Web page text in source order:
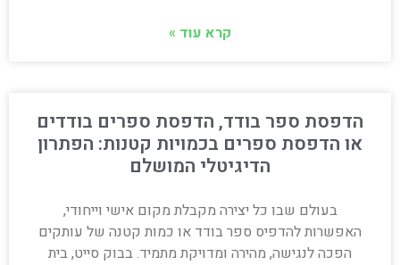
קרא עוד »
הדפסת ספר בודד, הדפסת ספרים בודדים
או הדפסת ספרים בכמויות קטנות: הפתרון
הדיגיטלי המושלם
בעולם שבו כל יצירה מקבלת מקום אישי וייחודי,
האפשרות להדפיס ספר בודד או כמות קטנה של עותקים
הפכה לנגישה, מהירה ומדויקת מתמיד. בבוק סייט, בית